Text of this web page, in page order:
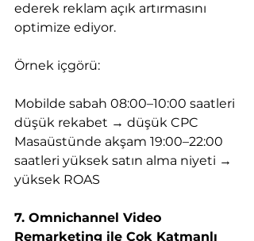
ederek reklam açık artırmasını
optimize ediyor.
Örnek içgörü:
Mobilde sabah 08:00–10:00 saatleri
düşük rekabet → düşük CPC
Masaüstünde akşam 19:00–22:00
saatleri yüksek satın alma niyeti →
yüksek ROAS
7. Omnichannel Video
Remarketing ile Çok Katmanlı